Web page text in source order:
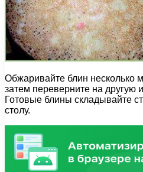
Обжаривайте блин несколько
затем переверните на другую
Готовые блины складывайте
столу.